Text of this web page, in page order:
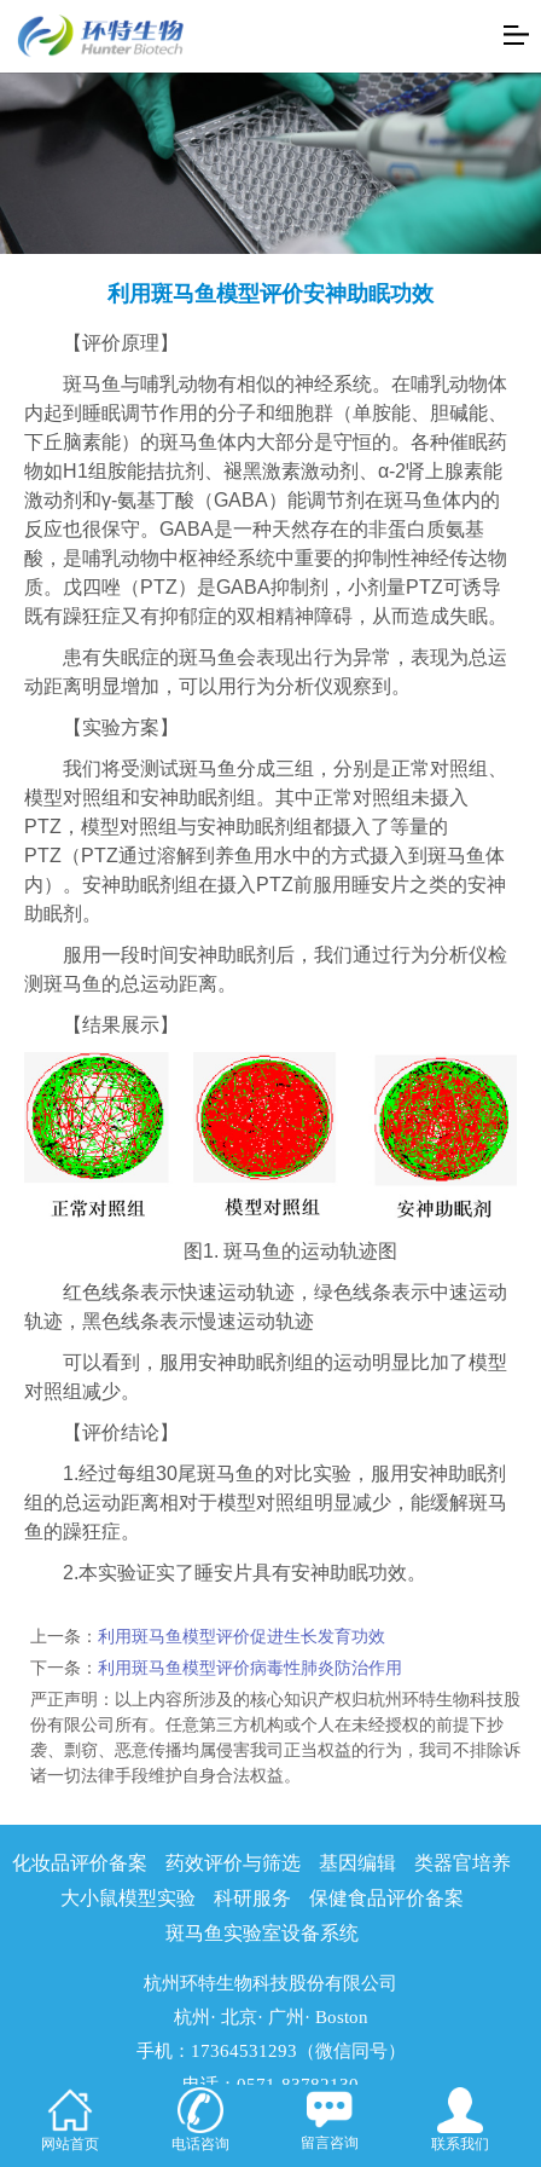
利用斑马鱼模型评价安神助眠功效
【评价原理】
斑马鱼与哺乳动物有相似的神经系统。在哺乳动物体
内起到睡眠调节作用的分子和细胞群（单胺能、胆碱能、
下丘脑素能）的斑马鱼体内大部分是守恒的。各种催眠药
物如H1组胺能拮抗剂、褪黑激素激动剂、α-2肾上腺素能
激动剂和γ-氨基丁酸（GABA）能调节剂在斑马鱼体内的
反应也很保守。GABA是一种天然存在的非蛋白质氨基
酸，是哺乳动物中枢神经系统中重要的抑制性神经传达物
质。戊四唑（PTZ）是GABA抑制剂，小剂量PTZ可诱导
既有躁狂症又有抑郁症的双相精神障碍，从而造成失眠。
患有失眠症的斑马鱼会表现出行为异常，表现为总运
动距离明显增加，可以用行为分析仪观察到。
【实验方案】
我们将受测试斑马鱼分成三组，分别是正常对照组、
模型对照组和安神助眠剂组。其中正常对照组未摄入
PTZ，模型对照组与安神助眠剂组都摄入了等量的
PTZ（PTZ通过溶解到养鱼用水中的方式摄入到斑马鱼体
内）。安神助眠剂组在摄入PTZ前服用睡安片之类的安神
助眠剂。
服用一段时间安神助眠剂后，我们通过行为分析仪检
测斑马鱼的总运动距离。
【结果展示】
图1. 斑马鱼的运动轨迹图
红色线条表示快速运动轨迹，绿色线条表示中速运动
轨迹，黑色线条表示慢速运动轨迹
可以看到，服用安神助眠剂组的运动明显比加了模型
对照组减少。
【评价结论】
1.经过每组30尾斑马鱼的对比实验，服用安神助眠剂
组的总运动距离相对于模型对照组明显减少，能缓解斑马
鱼的躁狂症。
2.本实验证实了睡安片具有安神助眠功效。
上一条： 利用斑马鱼模型评价促进生长发育功效
下一条： 利用斑马鱼模型评价病毒性肺炎防治作用
严正声明：以上内容所涉及的核心知识产权归杭州环特生物科技股
份有限公司所有。任意第三方机构或个人在未经授权的前提下抄
袭、剽窃、恶意传播均属侵害我司正当权益的行为，我司不排除诉
诸一切法律手段维护自身合法权益。
化妆品评价备案 药效评价与筛选 基因编辑
类器官培养
大小鼠模型实验
科研服务
保健食品评价备案
斑马鱼实验室设备系统
杭州环特生物科技股份有限公司
杭州· 北京· 广州· Boston
手机：17364531293（微信同号）
电话：0571-83782130
地址：浙江省杭州市滨江区江陵路88号5幢
网站首页 电话咨询 留言咨询 联系我们